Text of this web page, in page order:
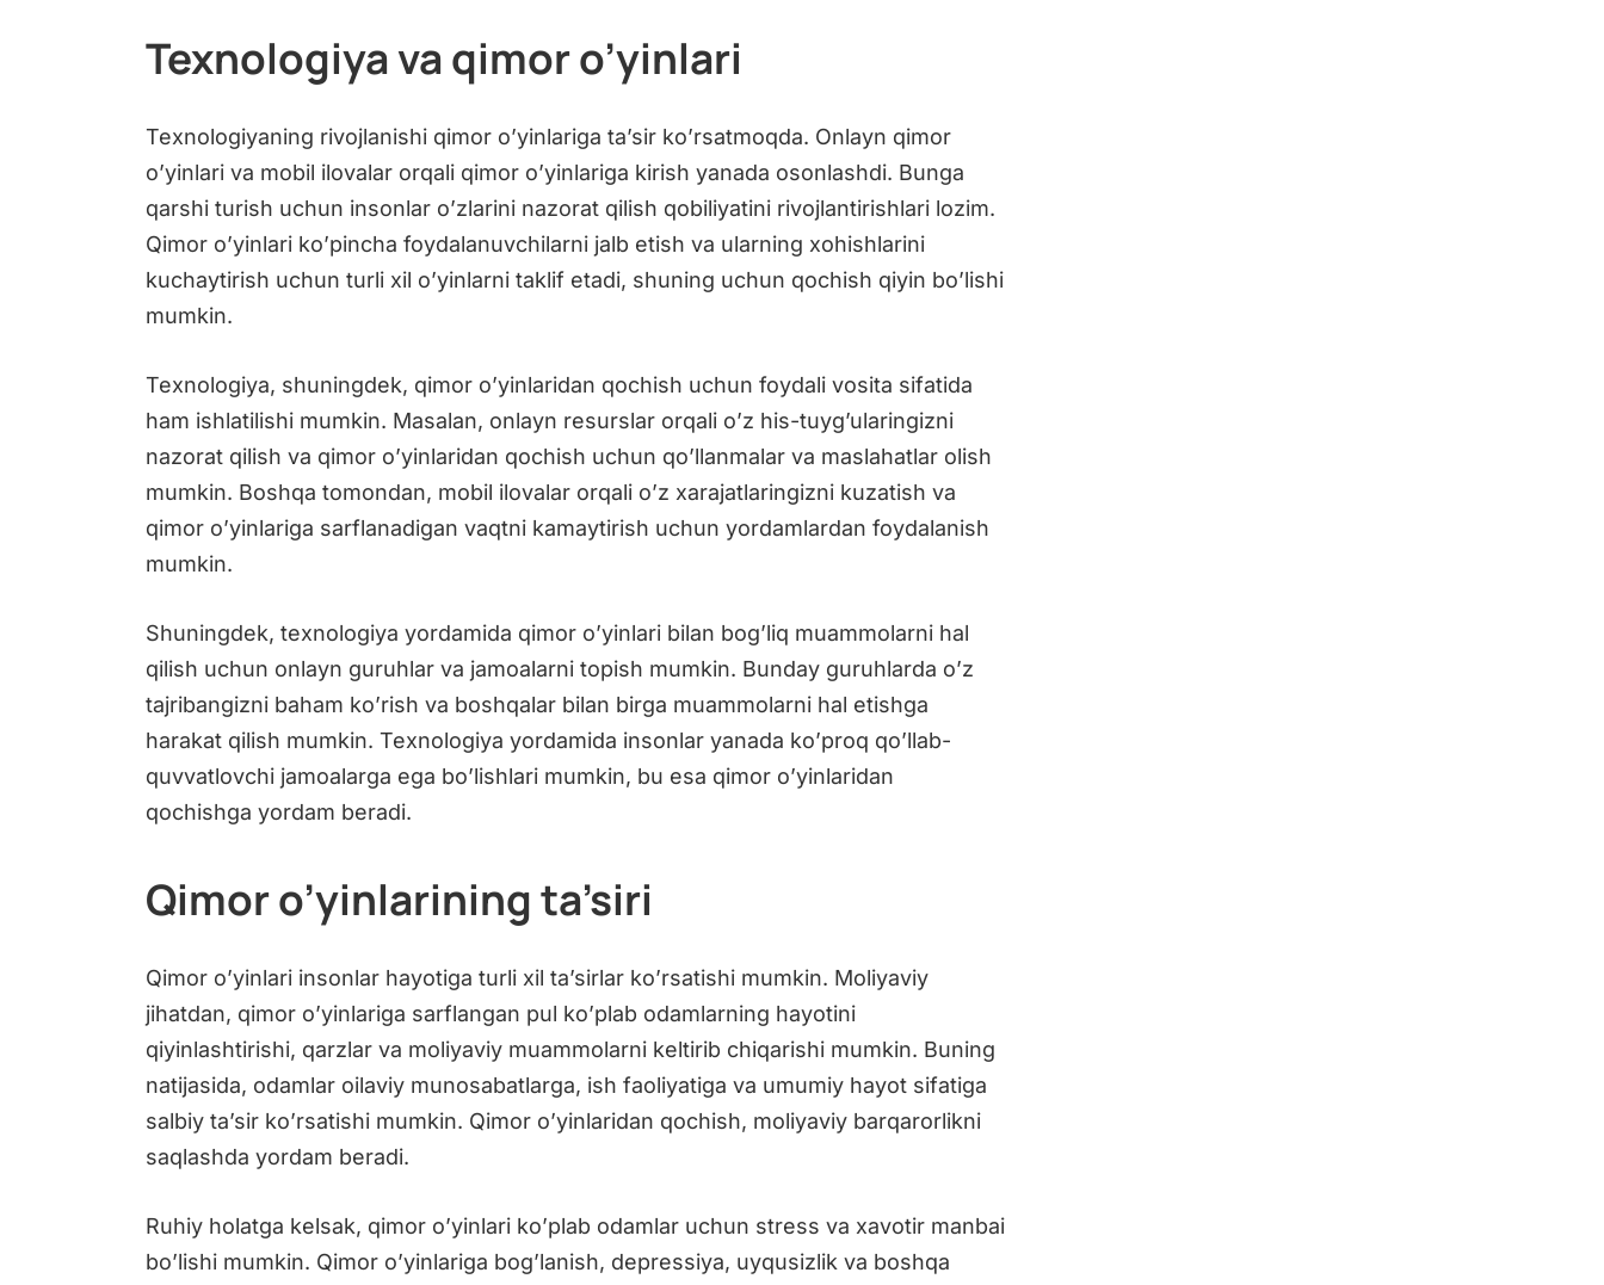
Texnologiya va qimor o’yinlari
Texnologiyaning rivojlanishi qimor o’yinlariga ta’sir ko’rsatmoqda. Onlayn qimor
o’yinlari va mobil ilovalar orqali qimor o’yinlariga kirish yanada osonlashdi. Bunga
qarshi turish uchun insonlar o’zlarini nazorat qilish qobiliyatini rivojlantirishlari lozim.
Qimor o’yinlari ko’pincha foydalanuvchilarni jalb etish va ularning xohishlarini
kuchaytirish uchun turli xil o’yinlarni taklif etadi, shuning uchun qochish qiyin bo’lishi
mumkin.
Texnologiya, shuningdek, qimor o’yinlaridan qochish uchun foydali vosita sifatida
ham ishlatilishi mumkin. Masalan, onlayn resurslar orqali o’z his-tuyg’ularingizni
nazorat qilish va qimor o’yinlaridan qochish uchun qo’llanmalar va maslahatlar olish
mumkin. Boshqa tomondan, mobil ilovalar orqali o’z xarajatlaringizni kuzatish va
qimor o’yinlariga sarflanadigan vaqtni kamaytirish uchun yordamlardan foydalanish
mumkin.
Shuningdek, texnologiya yordamida qimor o’yinlari bilan bog’liq muammolarni hal
qilish uchun onlayn guruhlar va jamoalarni topish mumkin. Bunday guruhlarda o’z
tajribangizni baham ko’rish va boshqalar bilan birga muammolarni hal etishga
harakat qilish mumkin. Texnologiya yordamida insonlar yanada ko’proq qo’llab-
quvvatlovchi jamoalarga ega bo’lishlari mumkin, bu esa qimor o’yinlaridan
qochishga yordam beradi.
Qimor o’yinlarining ta’siri
Qimor o’yinlari insonlar hayotiga turli xil ta’sirlar ko’rsatishi mumkin. Moliyaviy
jihatdan, qimor o’yinlariga sarflangan pul ko’plab odamlarning hayotini
qiyinlashtirishi, qarzlar va moliyaviy muammolarni keltirib chiqarishi mumkin. Buning
natijasida, odamlar oilaviy munosabatlarga, ish faoliyatiga va umumiy hayot sifatiga
salbiy ta’sir ko’rsatishi mumkin. Qimor o’yinlaridan qochish, moliyaviy barqarorlikni
saqlashda yordam beradi.
Ruhiy holatga kelsak, qimor o’yinlari ko’plab odamlar uchun stress va xavotir manbai
bo’lishi mumkin. Qimor o’yinlariga bog’lanish, depressiya, uyqusizlik va boshqa